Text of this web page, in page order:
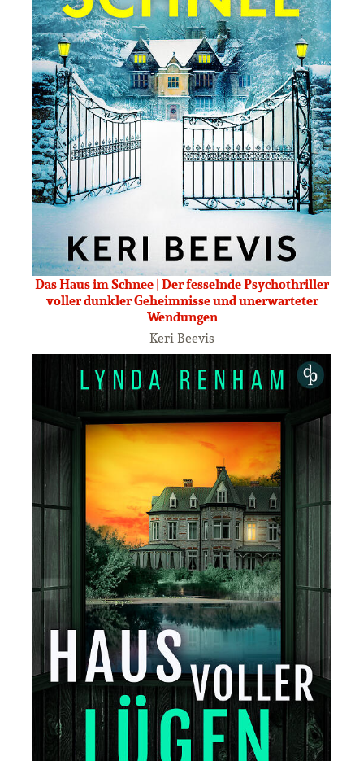
Das Haus im Schnee | Der fesselnde Psychothriller
voller dunkler Geheimnisse und unerwarteter
Wendungen
Keri Beevis